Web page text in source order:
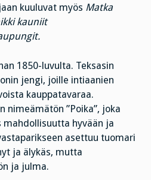
kuuluvat myös Matka
kauniit
1850-luvulta. Teksasin
jengi, joille intiaanien
kauppatavaraa.
nimeämätön ”Poika”, joka
mahdollisuutta hyvään ja
asettuu tuomari
ja älykäs, mutta
ja julma.